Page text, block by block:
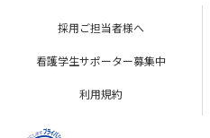
採用ご担当者様へ
看護学生サポーター募集中
利用規約